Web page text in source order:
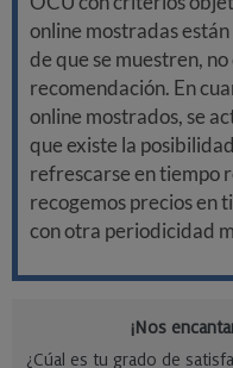
online mostradas
de que se muestren,
recomendación. En
online mostrados, se
que existe la
refrescarse en tiempo
recogemos precios en
con otra periodicidad